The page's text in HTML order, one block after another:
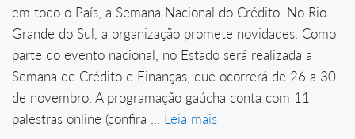
em todo o País, a Semana Nacional do Crédito. No Rio
Grande do Sul, a organização promete novidades. Como
parte do evento nacional, no Estado será realizada a
Semana de Crédito e Finanças, que ocorrerá de 26 a 30
de novembro. A programação gaúcha conta com 11
palestras online (confira ... Leia mais